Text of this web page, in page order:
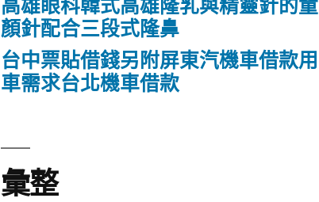
高雄眼科韓式高雄隆乳與精靈針的童
顏針配合三段式隆鼻
台中票貼借錢另附屏東汽機車借款用
車需求台北機車借款
彙整